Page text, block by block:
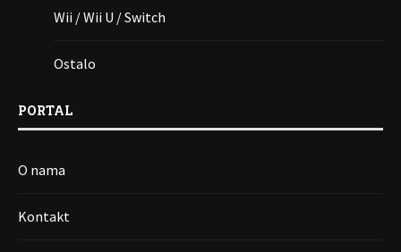
Wii / Wii U / Switch
Ostalo
PORTAL
O nama
Kontakt